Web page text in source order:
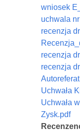
wniosek
uchwala
recenzja
recenzja
recenzja
Uchwała
Uchwała
Zysk.pdf